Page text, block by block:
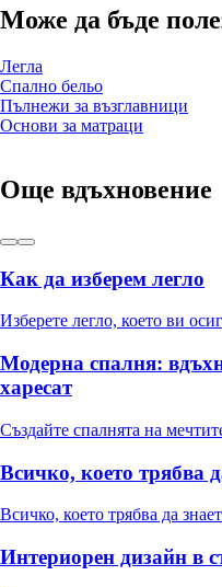
Може да бъде
Легла
Спално бельо
Пълнежи за възглавници
Основи за матраци
Още вдъхновение
Как да изберем легло
Изберете легло, което ви
Модерна спалня:
харесат
Създайте спалнята на
Всичко, което трябва
Всичко, което трябва да
Интериорен дизайн в